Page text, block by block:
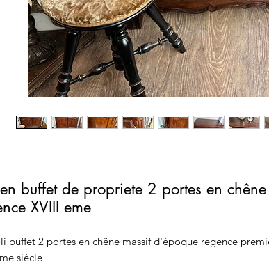
buffet de propriete 2 portes en
XVIII eme
buffet 2 portes en chêne massif d'époque regence
siècle